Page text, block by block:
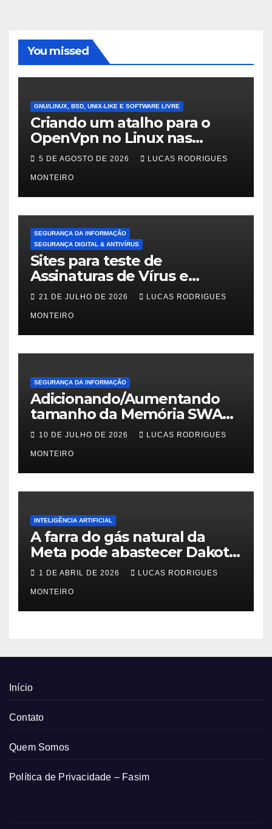
You missed
GNU/LINUX, BSD, UNIX-LIKE E SOFTWARE LIVRE
Criando um atalho para o
OpenVpn no Linux nas
distros Debian, ubuntu e
5 DE AGOSTO DE 2026 LUCAS RODRIGUES
MONTEIRO
SEGURANÇA DA INFORMAÇÃO
SEGURANÇA DIGITAL & ANTIVÍRUS
Sites para teste de
Assinaturas de Vírus e
Malwares
21 DE JULHO DE 2026 LUCAS RODRIGUES
MONTEIRO
SEGURANÇA DA INFORMAÇÃO
Adicionando/Aumentando
tamanho da Memória SWAP
no PfSense 2.8
10 DE JULHO DE 2026 LUCAS RODRIGUES
MONTEIRO
INTELIGÊNCIA ARTIFICIAL
A farra do gás natural da
Meta pode abastecer Dakota
do Sul
1 DE ABRIL DE 2026 LUCAS RODRIGUES
MONTEIRO
Início
Contato
Quem Somos
Política de Privacidade – Fasim